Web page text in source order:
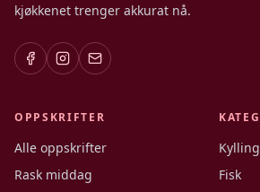
kjøkkenet trenger akkurat nå.
OPPSKRIFTER
Alle oppskrifter
Rask middag
Kylling
Fisk